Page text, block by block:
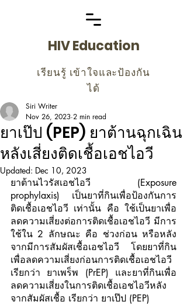
HIV Education
เรียนรู้ เข้าใจและป้องกัน
ได้
ยาเป๊ป (PEP) ยาต้านฉุกเฉิน
หลังเสี่ยงติดเชื้อเอชไอวี
Siri Writer
Nov 26, 2023 2 min read
Updated: Dec 10, 2023
ยาต้านไวรัสเอชไอวี (Exposure
prophylaxis) เป็นยาที่กินเพื่อป้องกันการ
ติดเชื้อเอชไอวี เท่านั้น คือ ใช้เป็นยาเพื่อ
ลดความเสี่ยงต่อการติดเชื้อเอชไอวี มีการ
ใช้ใน 2 ลักษณะ คือ ช่วงก่อน หรือหลัง
จากมีการสัมผัสเชื้อเอชไอวี  โดยยาที่กิน
เพื่อลดความเสี่ยงก่อนการติดเชื้อเอชไอวี
เรียกว่า ยาเพร็พ (PrEP) และยาที่กินเพื่อ
ลดความเสี่ยงในการติดเชื้อเอชไอวีหลัง
จากสัมผัสเชื้อ เรียกว่า ยาเป๊ป (PEP)